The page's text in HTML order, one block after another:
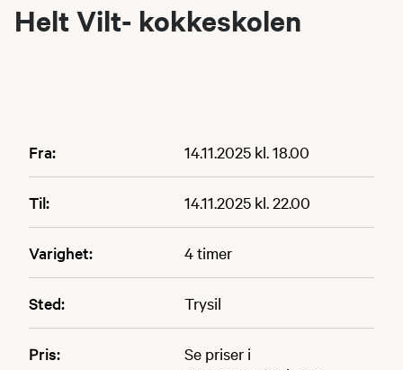
Helt Vilt- kokkeskolen
Fra: 14.11.2025 kl. 18.00
Til: 14.11.2025 kl. 22.00
Varighet: 4 timer
Sted: Trysil
Pris:
Se priser i